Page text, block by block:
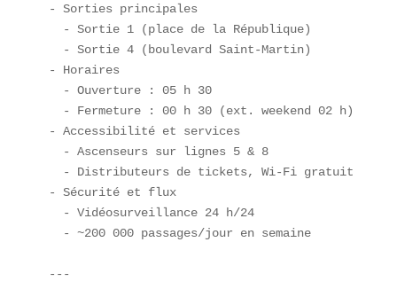
- Sorties principales
  - Sortie 1 (place de la République)
  - Sortie 4 (boulevard Saint-Martin)
- Horaires
  - Ouverture : 05 h 30
  - Fermeture : 00 h 30 (ext. weekend 02 h)
- Accessibilité et services
  - Ascenseurs sur lignes 5 & 8
  - Distributeurs de tickets, Wi-Fi gratuit
- Sécurité et flux
  - Vidéosurveillance 24 h/24
  - ~200 000 passages/jour en semaine
---